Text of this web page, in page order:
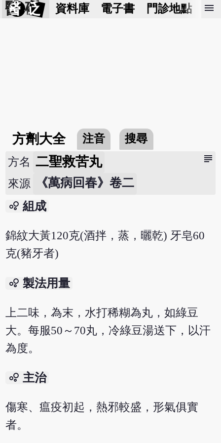
醫 砭 資料庫 電子書 門診地點 預
menu
方劑大全 注音 搜尋
subject
方名 二聖救苦丸
來源 《萬病回春》卷二
bubble_chart 組成
錦紋大黃120克(酒拌，蒸，曬乾) 牙皂60
克(豬牙者)
bubble_chart 製法用量
上二味，為末，水打稀糊為丸，如綠豆
大。每服50～70丸，冷綠豆湯送下，以汗
為度。
bubble_chart 主治
傷寒、瘟疫初起，熱邪較盛，形氣俱實
者。